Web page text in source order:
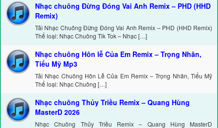
Nhạc chuông Đừng Đóng Vai Anh Remix – PHD (HHD
Remix)
Tải Nhạc Chuông Đừng Đóng Vai Anh Remix – PHD (HHD Remix)
Thể loại: Nhạc Chuông Tik Tok – Nhạc […]
Nhạc chuông Hôn lễ Của Em Remix – Trọng Nhân,
Tiểu Mỹ Mp3
Tải Nhạc Chuông Hôn Lễ Của Em Remix – Trọng Nhân, Tiểu Mỹ
Thể loại: Nhạc Chuông […]
Nhạc chuông Thủy Triều Remix – Quang Hùng
MasterD 2026
Nhạc Chuông Thủy Triều Remix – Quang Hùng MasterD